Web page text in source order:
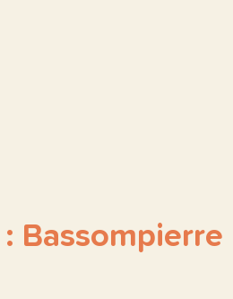
Bassompierre